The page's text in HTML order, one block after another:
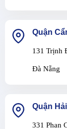
Quận
131 Trịnh
Đà Nẵng
Quận
331 Phan